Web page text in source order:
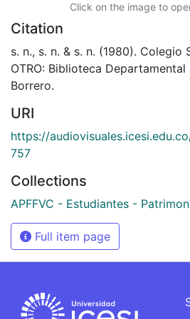
Click on the image to
Citation
s. n., s. n. & s. n. (1980). Colegio
OTRO: Biblioteca
Borrero.
URI
https://
757
Collections
APFFVC - Estudiantes -
Full item page